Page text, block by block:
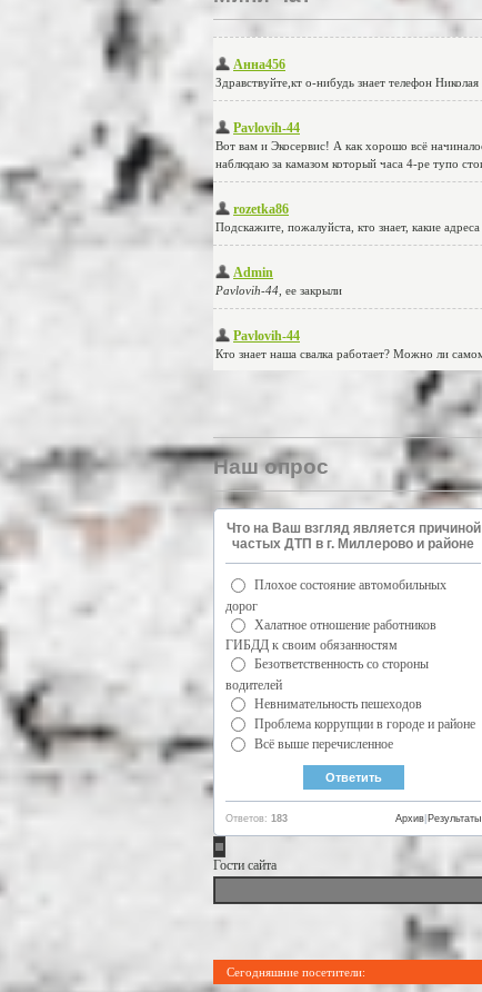
Наш опрос
Что на Ваш взгляд является причиной
частых ДТП в г. Миллерово и районе
Плохое состояние автомобильных
дорог
Халатное отношение работников
ГИБДД к своим обязанностям
Безответственность со стороны
водителей
Невнимательность пешеходов
Проблема коррупции в городе и районе
Всё выше перечисленное
Ответов: 183 Результаты
Архив
Гости сайта
Сегодняшние посетители: